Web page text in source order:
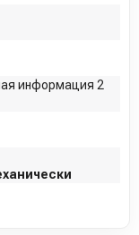
информация 2